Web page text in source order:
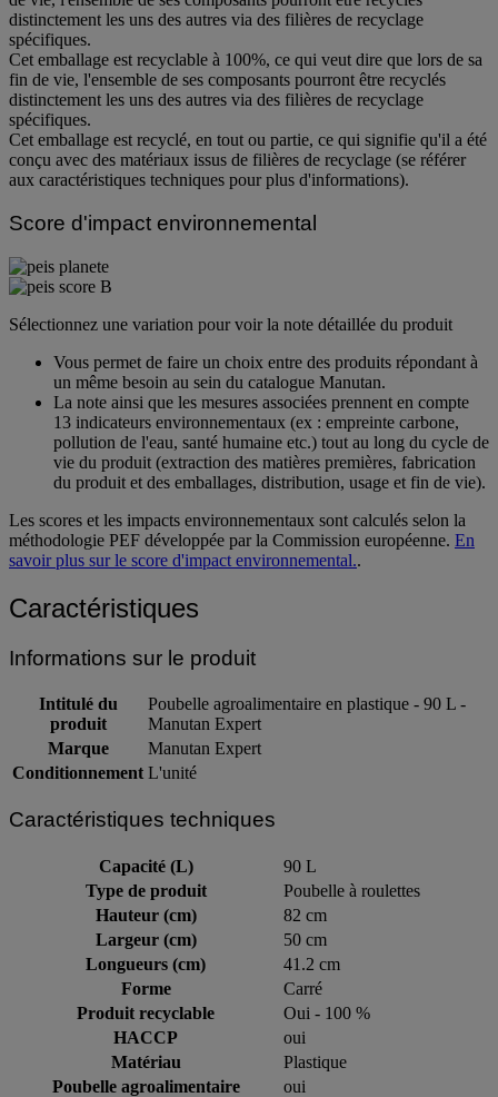
distinctement les uns des autres via des filières de recyclage
spécifiques.
Cet emballage est recyclable à 100%, ce qui veut dire que lors de sa
fin de vie, l'ensemble de ses composants pourront être recyclés
distinctement les uns des autres via des filières de recyclage
spécifiques.
Cet emballage est recyclé, en tout ou partie, ce qui signifie qu'il a été
conçu avec des matériaux issus de filières de recyclage (se référer
aux caractéristiques techniques pour plus d'informations).
Score d'impact environnemental
Sélectionnez une variation pour voir la note détaillée du produit
Vous permet de faire un choix entre des produits répondant à
un même besoin au sein du catalogue Manutan.
La note ainsi que les mesures associées prennent en compte
13 indicateurs environnementaux (ex : empreinte carbone,
pollution de l'eau, santé humaine etc.) tout au long du cycle de
vie du produit (extraction des matières premières, fabrication
du produit et des emballages, distribution, usage et fin de vie).
Les scores et les impacts environnementaux sont calculés selon la
méthodologie PEF développée par la Commission européenne. En
savoir plus sur le score d'impact environnemental..
Caractéristiques
Informations sur le produit
Intitulé du
produit
Poubelle agroalimentaire en plastique - 90 L -
Manutan Expert
Marque
Manutan Expert
Conditionnement L'unité
Caractéristiques techniques
Capacité (L)
90 L
Type de produit
Poubelle à roulettes
Hauteur (cm)
82 cm
Largeur (cm)
50 cm
Longueurs (cm)
41.2 cm
Forme
Carré
Produit recyclable
Oui - 100 %
HACCP
oui
Matériau
Plastique
Poubelle agroalimentaire
oui